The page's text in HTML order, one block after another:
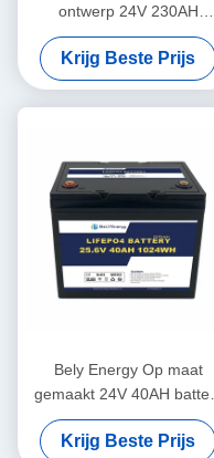
ontwerp 24V 230AH
batterijen Bms voor
medische scooter jacht
Krijg Beste Prijs
Bely Energy Op maat
gemaakt 24V 40AH batterij
voor communicatie station
UPS Medisch
Krijg Beste Prijs